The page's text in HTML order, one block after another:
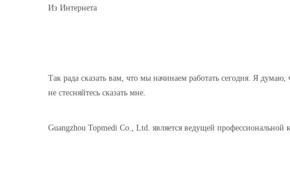
Из Интернета
Так рада сказать вам, что мы начинаем работать сегодня. Я
не стесняйтесь сказать мне.
Guangzhou Topmedi Co., Ltd. является ведущей